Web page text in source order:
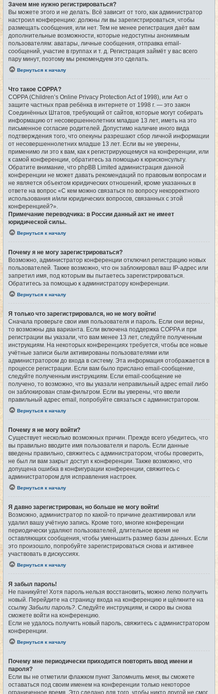
Зачем мне нужно регистрироваться?
Вы можете этого и не делать. Всё зависит от того, как администратор
настроил конференцию: должны ли вы зарегистрироваться, чтобы
размещать сообщения, или нет. Тем не менее регистрация даёт вам
дополнительные возможности, которые недоступны анонимным
пользователям: аватары, личные сообщения, отправка email-
сообщений, участие в группах и т. д. Регистрация займёт у вас всего
пару минут, поэтому мы рекомендуем это сделать.
Вернуться к началу
Что такое COPPA?
COPPA (Children’s Online Privacy Protection Act of 1998), или Акт о
защите частных прав ребёнка в интернете от 1998 г. — это закон
Соединённых Штатов, требующий от сайтов, которые могут собирать
информацию от несовершеннолетних младше 13 лет, иметь на это
письменное согласие родителей. Допустимо наличие иного вида
подтверждения того, что опекуны разрешают сбор личной информации
от несовершеннолетних младше 13 лет. Если вы не уверены,
применимо ли это к вам, как к регистрирующемуся на конференции, или
к самой конференции, обратитесь за помощью к юрисконсульту.
Обратите внимание, что phpBB Limited администрация данной
конференции не может давать рекомендаций по правовым вопросам и
не является объектом юридических отношений, кроме указанных в
ответе на вопрос «С кем можно связаться по вопросу некорректного
использования и/или юридических вопросов, связанных с этой
конференцией?».
Примечание переводчика: в России данный акт не имеет
юридической силы.
Вернуться к началу
Почему я не могу зарегистрироваться?
Возможно, администратор конференции отключил регистрацию новых
пользователей. Также возможно, что он заблокировал ваш IP-адрес или
запретил имя, под которым вы пытаетесь зарегистрироваться.
Обратитесь за помощью к администратору конференции.
Вернуться к началу
Я только что зарегистрировался, но не могу войти!
Сначала проверьте свои имя пользователя и пароль. Если они верны,
то возможны два варианта. Если включена поддержка COPPA и при
регистрации вы указали, что вам менее 13 лет, следуйте полученным
инструкциям. На некоторых конференциях требуется, чтобы все новые
учётные записи были активированы пользователями или
администратором до входа в систему. Эта информация отображается в
процессе регистрации. Если вам было прислано email-сообщение,
следуйте полученным инструкциям. Если email-сообщение не
получено, то возможно, что вы указали неправильный адрес email либо
он заблокирован спам-фильтром. Если вы уверены, что ввели
правильный адрес email, попробуйте связаться с администратором.
Вернуться к началу
Почему я не могу войти?
Существует несколько возможных причин. Прежде всего убедитесь, что
вы правильно вводите имя пользователя и пароль. Если данные
введены правильно, свяжитесь с администратором, чтобы проверить,
не был ли вам закрыт доступ к конференции. Также возможно, что
допущена ошибка в конфигурации конференции, свяжитесь с
администратором для исправления настроек.
Вернуться к началу
Я давно зарегистрирован, но больше не могу войти!
Возможно, администратор по какой-то причине деактивировал или
удалил вашу учётную запись. Кроме того, многие конференции
периодически удаляют пользователей, длительное время не
оставляющих сообщения, чтобы уменьшить размер базы данных. Если
это произошло, попробуйте зарегистрироваться снова и активнее
участвовать в дискуссиях.
Вернуться к началу
Я забыл пароль!
Не паникуйте! Хотя пароль нельзя восстановить, можно легко получить
новый. Перейдите на страницу входа на конференцию и щёлкните на
ссылку Забыли пароль? . Следуйте инструкциям, и скоро вы снова
сможете войти на конференцию.
Если не удалось получить новый пароль, свяжитесь с администратором
конференции.
Вернуться к началу
Почему мне периодически приходится повторять ввод имени и
пароля?
Если вы не отметили флажком пункт Запомнить меня , вы сможете
оставаться под своим именем на конференции только некоторое
ограниченное время. Это сделано для того, чтобы никто другой не смог